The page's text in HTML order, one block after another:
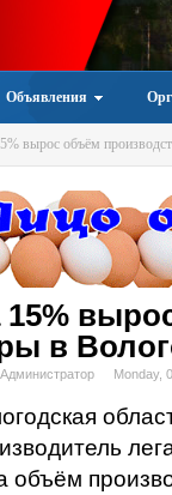
Объявления
вырос объём
15%
в
Monday,
объём